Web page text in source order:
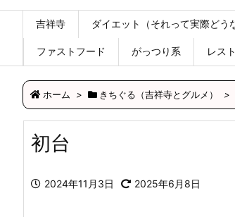
吉祥寺 ダイエット（それって実際どう
ファストフード がっつり系 レス
ホーム > きちぐる（吉祥寺とグルメ） >
初台
2024年11月3日 2025年6月8日